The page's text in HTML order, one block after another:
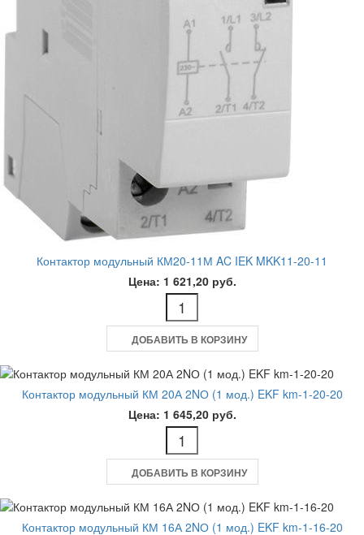
Контактор модульный КМ20-11М AC IEK MKK11-20-11
Цена: 1 621,20 руб.
ДОБАВИТЬ В КОРЗИНУ
Контактор модульный КМ 20А 2NО (1 мод.) EKF km-1-20-20
Цена: 1 645,20 руб.
ДОБАВИТЬ В КОРЗИНУ
Контактор модульный КМ 16А 2NО (1 мод.) EKF km-1-16-20